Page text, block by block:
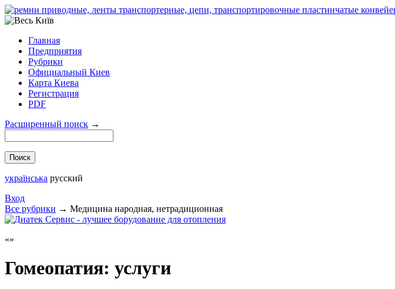
Главная
Предприятия
Рубрики
Официальный Киев
Карта Киева
Регистрация
PDF
Расширенный поиск →
українська русский
Вход
Все рубрики → Медицина народная, нетрадиционная
Гомеопатия: услуги